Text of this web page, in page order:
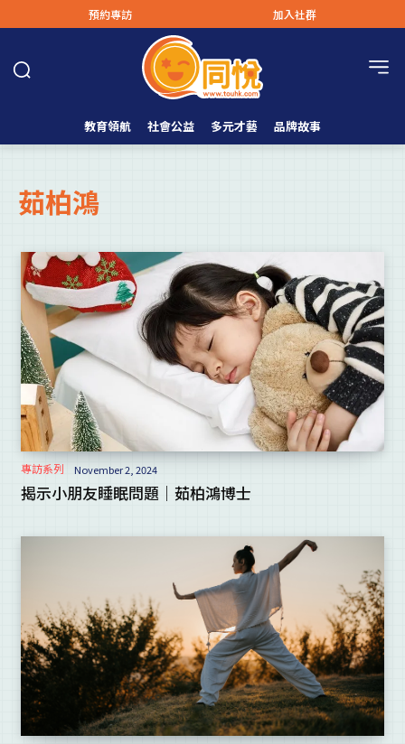
預約專訪 加入社群
教育領航 社會公益 多元才藝 品牌故事
茹柏鴻
專訪系列 November 2, 2024
揭示小朋友睡眠問題｜茹柏鴻博士